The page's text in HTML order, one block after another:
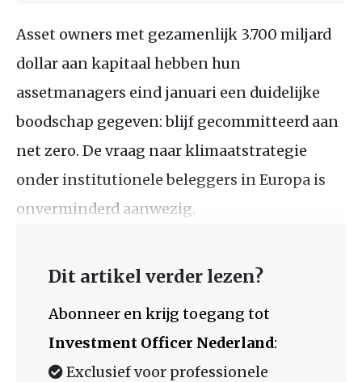
Asset owners met gezamenlijk 3.700 miljard
dollar aan kapitaal hebben hun
assetmanagers eind januari een duidelijke
boodschap gegeven: blijf gecommitteerd aan
net zero. De vraag naar klimaatstrategie
onder institutionele beleggers in Europa is
onverminderd aanwezig.
Dit artikel verder lezen?
Abonneer en krijg toegang tot
Investment Officer Nederland:
Exclusief voor professionele